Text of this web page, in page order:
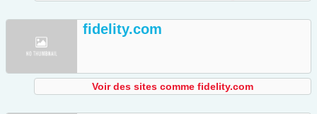
fidelity.com
Voir des sites comme fidelity.com